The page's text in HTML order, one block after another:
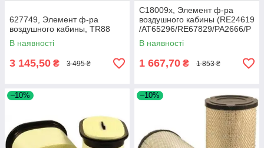
627749, Элемент ф-ра
воздушного кабины, TR88
В наявності
3 145,50 ₴ 3 495 ₴
C18009x, Элемент ф-ра
воздушного кабины (RE24619
/AT65296/RE67829/PA2666/P
181163), JD
В наявності
1 667,70 ₴ 1 853 ₴
–10% –10%